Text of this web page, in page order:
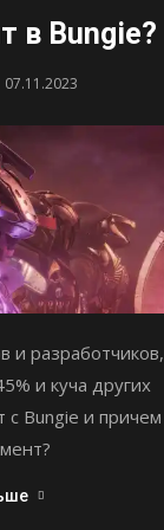
в Bungie?
07.11.2023
и разработчиков,
и куча других
с Bungie и причем